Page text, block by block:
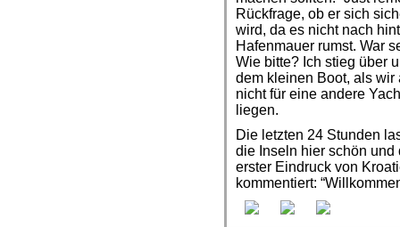
Rückfrage, ob er sich
wird, da es nicht nach
Hafenmauer rumst. War
Wie bitte? Ich stieg über
dem kleinen Boot, als
nicht für eine andere
liegen.
Die letzten 24 Stunden
die Inseln hier schön und
erster Eindruck von
kommentiert: